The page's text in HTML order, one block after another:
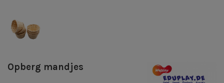
Opberg mandjes